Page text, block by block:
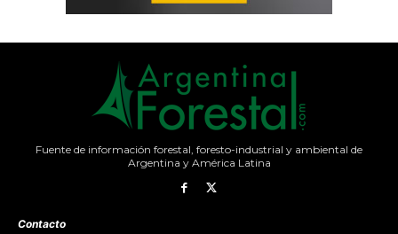
Fuente de información forestal, foresto-industrial y ambiental de
Argentina y América Latina
Contacto